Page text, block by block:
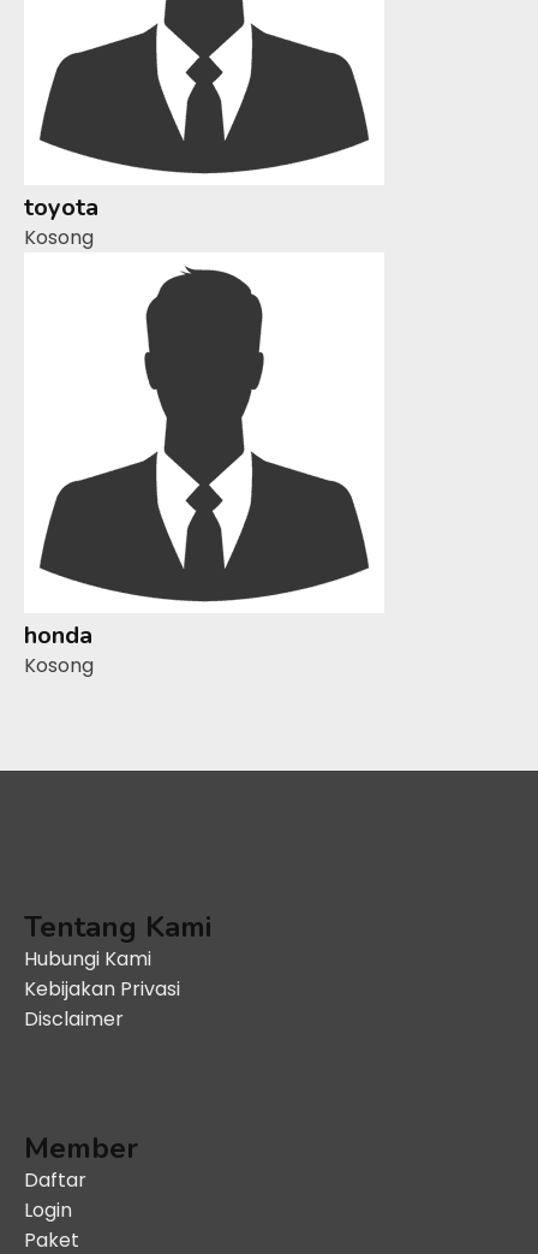
toyota
Kosong
honda
Kosong
Tentang Kami
Hubungi Kami
Kebijakan Privasi
Disclaimer
Member
Daftar
Login
Paket